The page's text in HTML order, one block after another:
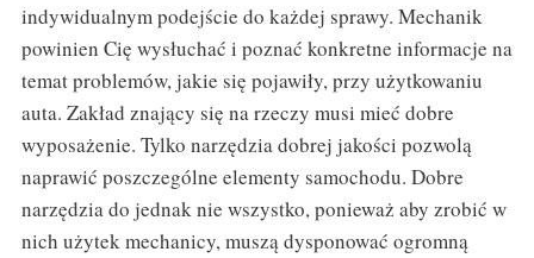
indywidualnym podejście do każdej sprawy. Mechanik
powinien Cię wysłuchać i poznać konkretne informacje na
temat problemów, jakie się pojawiły, przy użytkowaniu
auta. Zakład znający się na rzeczy musi mieć dobre
wyposażenie. Tylko narzędzia dobrej jakości pozwolą
naprawić poszczególne elementy samochodu. Dobre
narzędzia do jednak nie wszystko, ponieważ aby zrobić w
nich użytek mechanicy, muszą dysponować ogromną